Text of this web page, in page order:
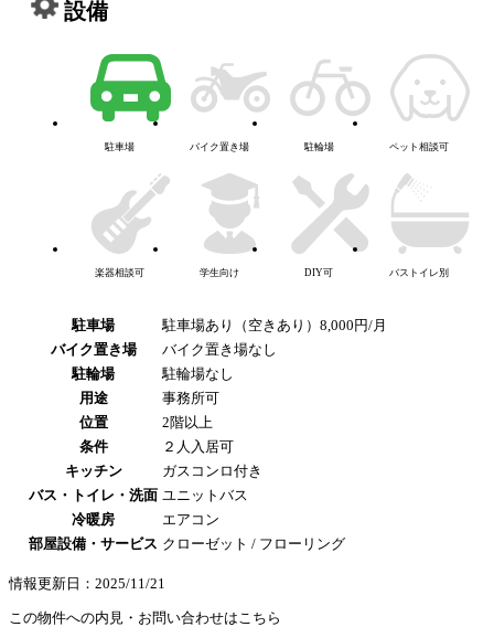
設備
駐車場 バイク置き場 駐輪場 ペット相談可
楽器相談可 学生向け DIY可 バストイレ別
駐車場
駐車場あり（空きあり）8,000円/月
バイク置き場
バイク置き場なし
駐輪場
駐輪場なし
用途
事務所可
位置
2階以上
条件
２人入居可
キッチン
ガスコンロ付き
バス・トイレ・洗面 ユニットバス
冷暖房
エアコン
部屋設備・サービス クローゼット / フローリング
情報更新日：2025/11/21
この物件への内見・お問い合わせはこちら